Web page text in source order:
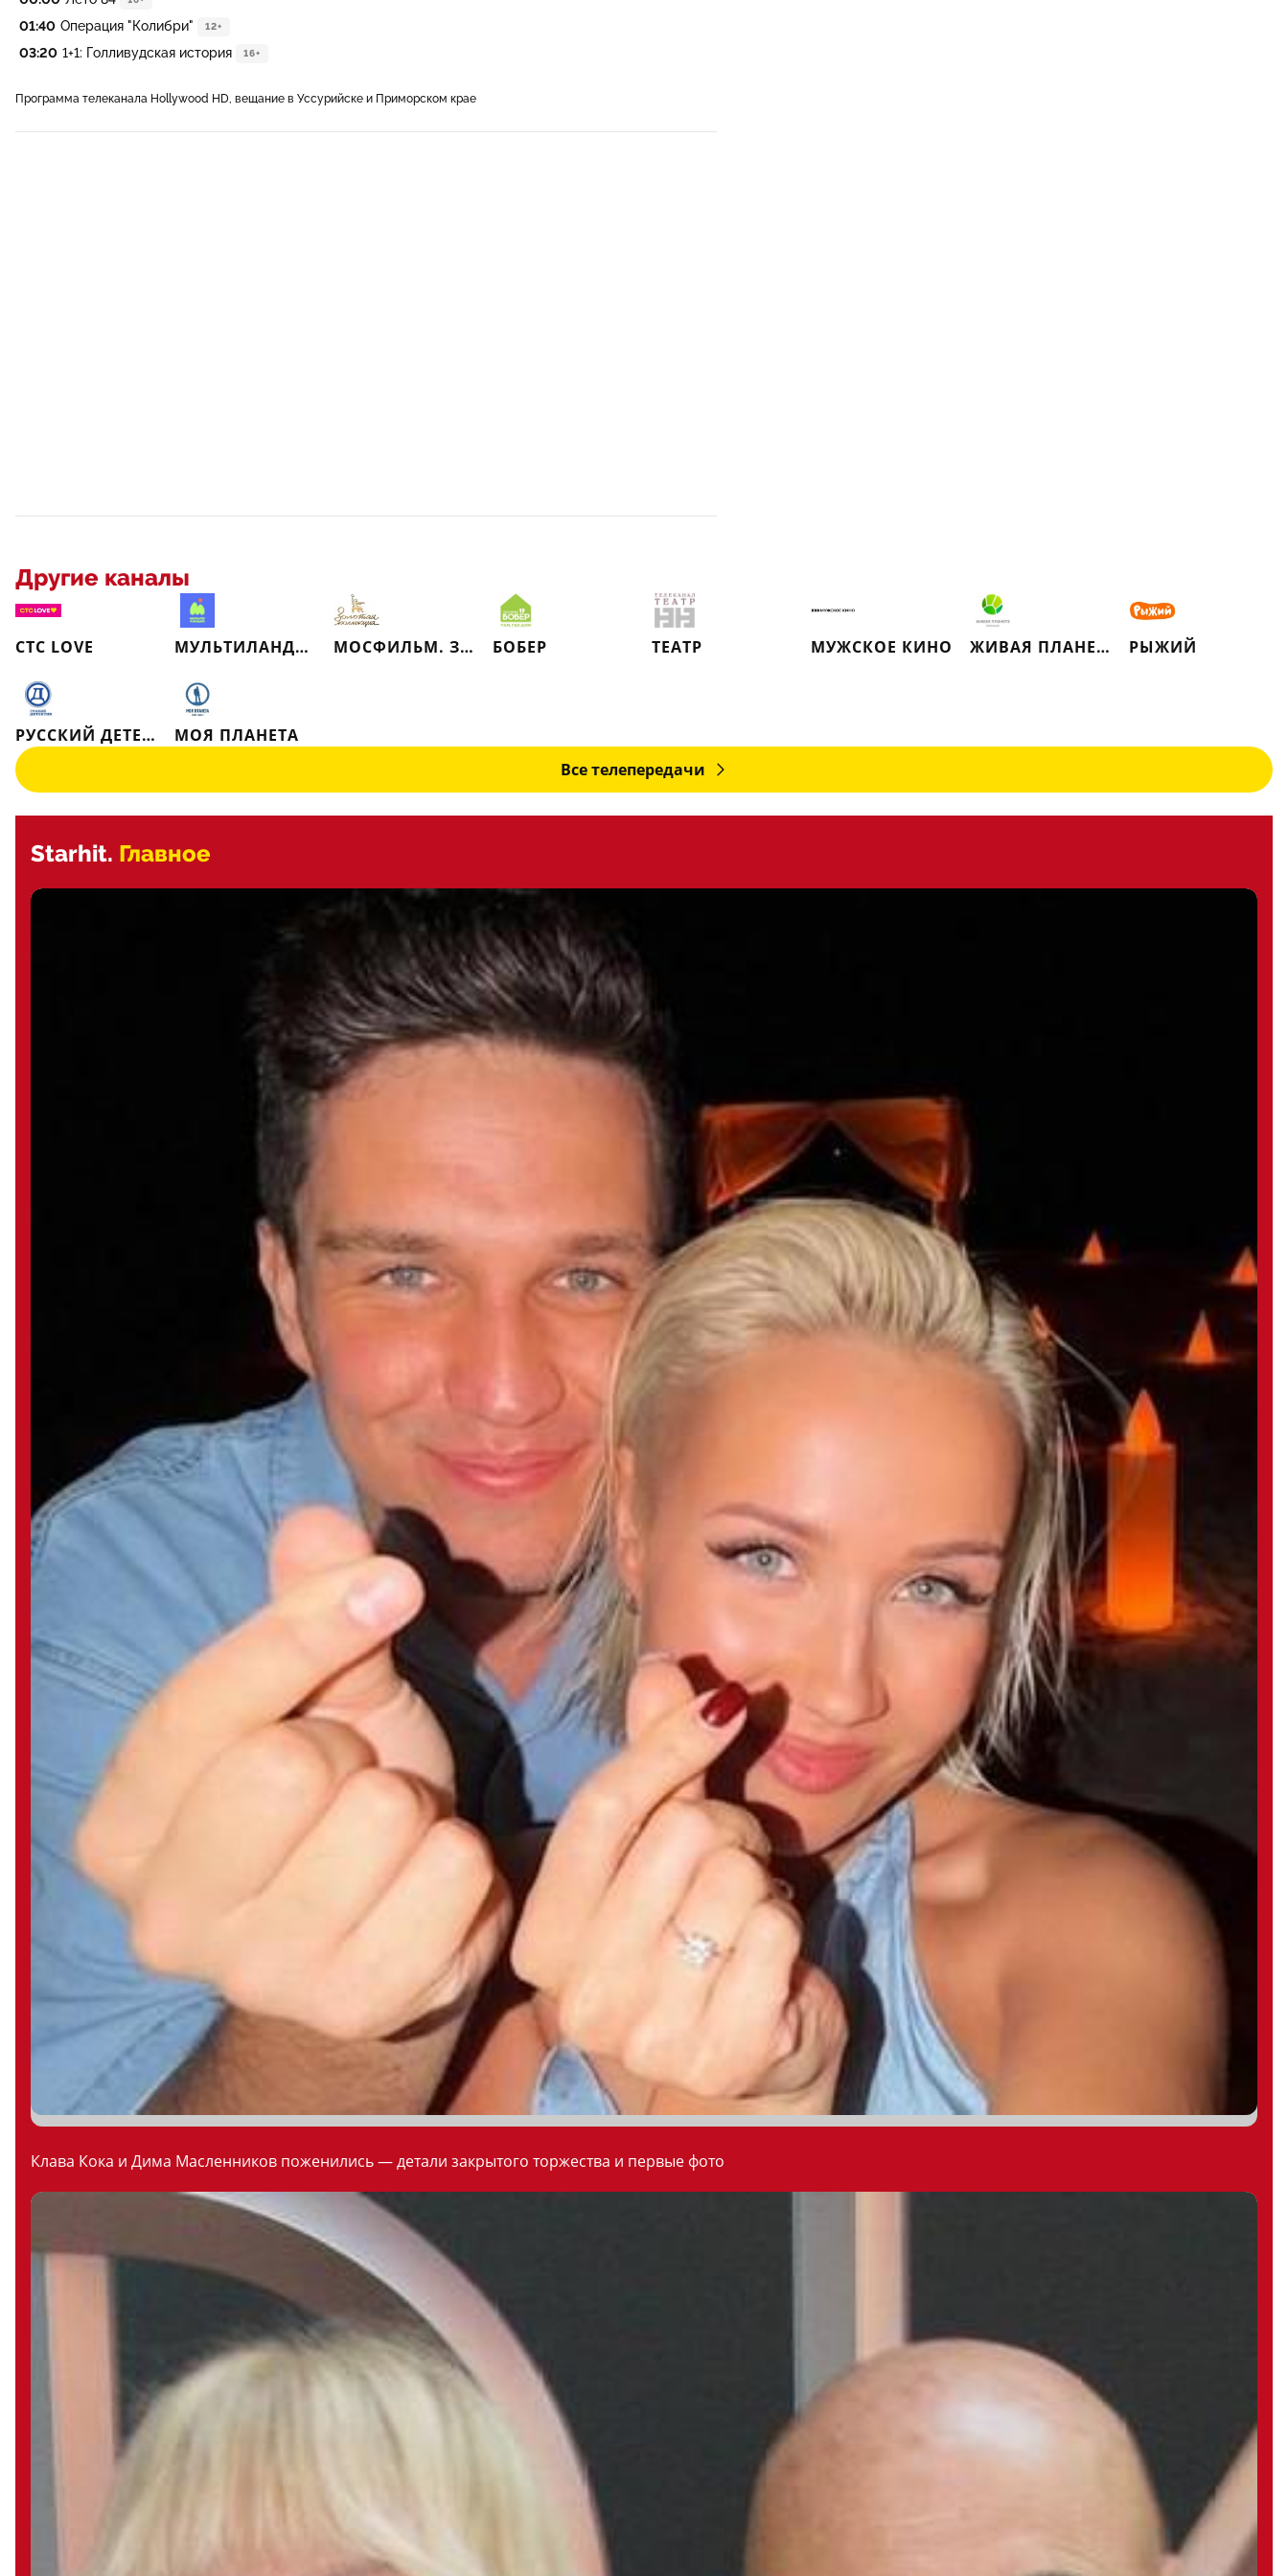
01:40 Операция "Колибри" 12+
03:20 1+1: Голливудская история 16+
Программа телеканала Hollywood HD, вещание в Уссурийске и Приморском крае
Другие каналы
СТС LOVE МУЛЬТИЛАНДИЯ МОСФИЛЬМ. ЗОЛОТАЯ КОЛЛЕКЦИЯ БОБЕР ТЕАТР МУЖСКОЕ КИНО ЖИВАЯ ПЛАНЕТА РЫЖИЙ
РУССКИЙ ДЕТЕКТИВ
МОЯ ПЛАНЕТА
Все телепередачи
Starhit. Главное
Клава Кока и Дима Масленников поженились — детали закрытого торжества и первые фото